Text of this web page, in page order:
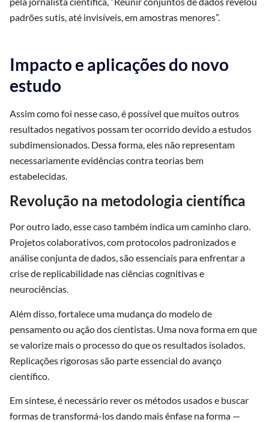
padrões sutis, até invisíveis, em amostras menores”.
Impacto e aplicações do novo
estudo
Assim como foi nesse caso, é possível que muitos outros
resultados negativos possam ter ocorrido devido a estudos
subdimensionados. Dessa forma, eles não representam
necessariamente evidências contra teorias bem
estabelecidas.
Revolução na metodologia científica
Por outro lado, esse caso também indica um caminho claro.
Projetos colaborativos, com protocolos padronizados e
análise conjunta de dados, são essenciais para enfrentar a
crise de replicabilidade nas ciências cognitivas e
neurociências.
Além disso, fortalece uma mudança do modelo de
pensamento ou ação dos cientistas. Uma nova forma em que
se valorize mais o processo do que os resultados isolados.
Replicações rigorosas são parte essencial do avanço
científico.
Em síntese, é necessário rever os métodos usados e buscar
formas de transformá-los dando mais ênfase na forma —